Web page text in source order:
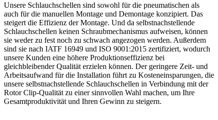
Unsere Schlauchschellen sind sowohl für die pneumatischen als
auch für die manuellen Montage und Demontage konzipiert. Das
steigert die Effizienz der Montage. Und da selbstnachstellende
Schlauchschellen keinen Schraubmechanismus aufweisen, können
sie weder zu fest noch zu schwach angezogen werden. Außerdem
sind sie nach IATF 16949 und ISO 9001:2015 zertifiziert, wodurch
unsere Kunden eine höhere Produktionseffizienz bei
gleichbleibender Qualität erzielen können. Der geringere Zeit- und
Arbeitsaufwand für die Installation führt zu Kosteneinsparungen, die
unsere selbstnachstellende Schlauchschellen in Verbindung mit der
Rotor Clip-Qualität zu einer sinnvollen Wahl machen, um Ihre
Gesamtproduktivität und Ihren Gewinn zu steigern.